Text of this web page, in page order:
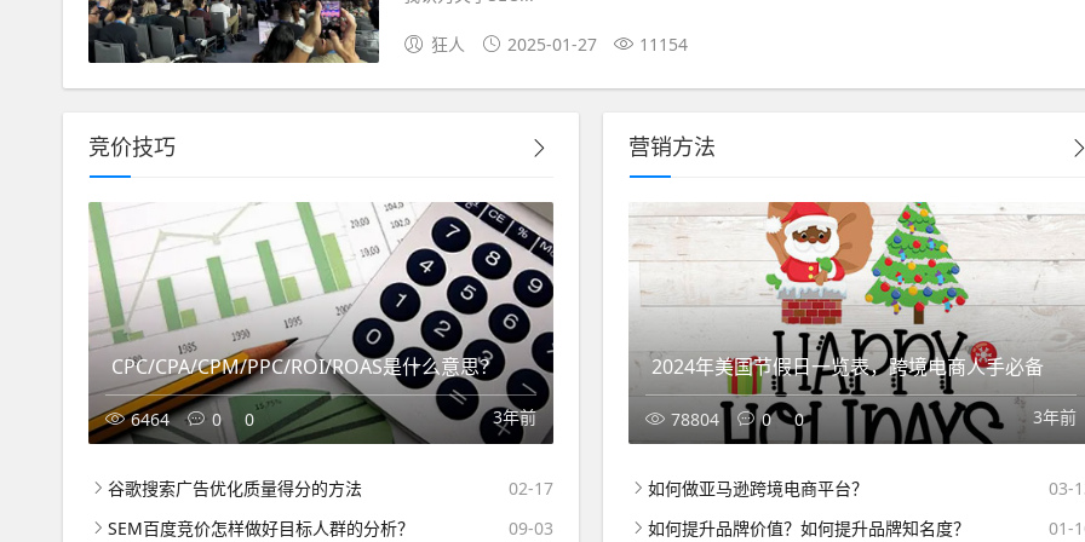
狂人 2025-01-27 11154
竞价技巧
CPC/CPA/CPM/PPC/ROI/ROAS是什么意思？
6464 0 0 3年前
谷歌搜索广告优化质量得分的方法
02-17
SEM百度竞价怎样做好目标人群的分析？
09-03
营销方法
2024年美国节假日一览表，跨境电商人手必备
78804 0 0 3年前
如何做亚马逊跨境电商平台？
03-
如何提升品牌价值？如何提升品牌知名度？
01-